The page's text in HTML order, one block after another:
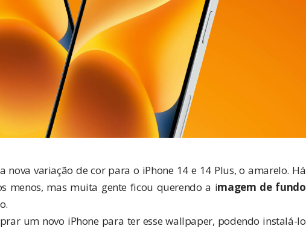
nova variação de cor para o iPhone 14 e 14 Plus, o amarelo. Há
menos, mas muita gente ficou querendo a imagem de fundo
um novo iPhone para ter esse wallpaper, podendo instalá-lo